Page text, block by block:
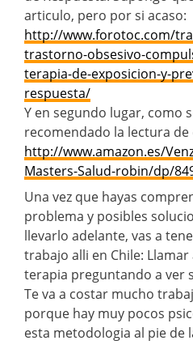
articulo, pero por si acaso:
http://www.forotoc.com/
trastorno-obsesivo-
terapia-de-exposicion-y-
respuesta/
Y en segundo lugar, como
recomendado la lectura de
http://www.amazon.es/
Masters-Salud-robin/dp/
Una vez que hayas
problema y posibles
llevarlo adelante, vas a
trabajo alli en Chile:
terapia preguntando a ver
Te va a costar mucho
porque hay muy pocos
esta metodologia al pie de